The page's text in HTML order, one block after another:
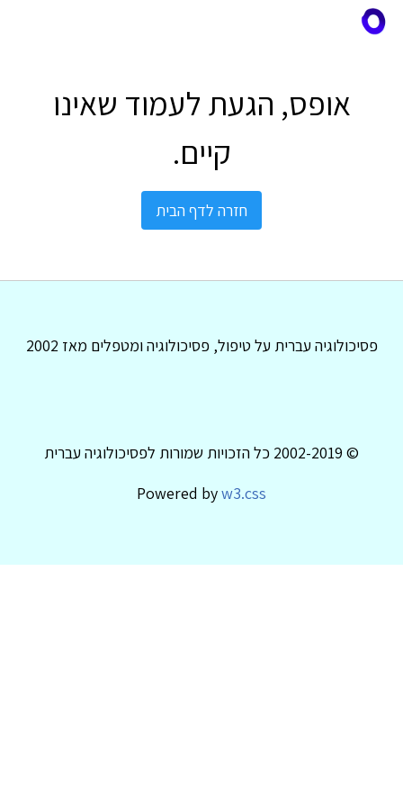
אופס, הגעת לעמוד שאינו
קיים.
חזרה לדף הבית
פסיכולוגיה עברית על טיפול, פסיכולוגיה ומטפלים מאז 2002
© 2002-2019 כל הזכויות שמורות לפסיכולוגיה עברית
Powered byw3.css